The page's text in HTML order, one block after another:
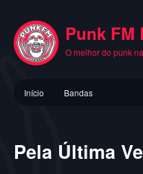
conteúdo
principal
Punk FM
O melhor do punk
principal
Início Bandas
Pela Última